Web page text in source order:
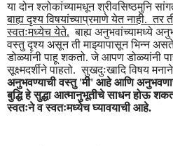
या दोन श्लोकांच्यामधून श्रीवसिष्ठमुनि
बाह्य दृश्य विषयांच्याप्रमाणे येत नाही. तर
स्वतःमध्येच येते. बाह्य अनुभवांच्यामध्ये
वस्तु दृश्य असून ती माझ्यापासून भिन्न
डोळ्यांनी पाहू शकतो. जे आपण डोळ्यांनी
सूक्ष्मदर्शीने पाहतो. सुखदुःखादि विषय
अनुभवण्याची वस्तु 'मी' आहे आणि
बुद्धि हे सुद्धा आत्मानुभूतीचे साधन होऊ
स्वतःने व स्वतःमध्येच घ्यावयाची आहे.